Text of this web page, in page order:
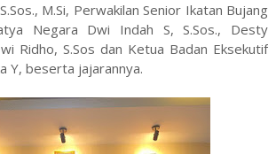
M.Si, Perwakilan Senior Ikatan Bujang
Negara Dwi Indah S, S.Sos., Desty
Ridho, S.Sos dan Ketua Badan Eksekutif
Y, beserta jajarannya.